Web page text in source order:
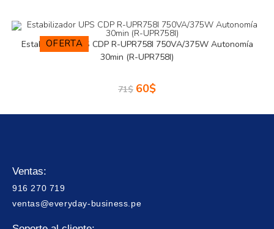
OFERTA
Estabilizador UPS CDP R-UPR758I 750VA/375W Autonomía
30min (R-UPR758I)
71$ 60$
Ventas:
916 270 719
ventas@everyday-business.pe